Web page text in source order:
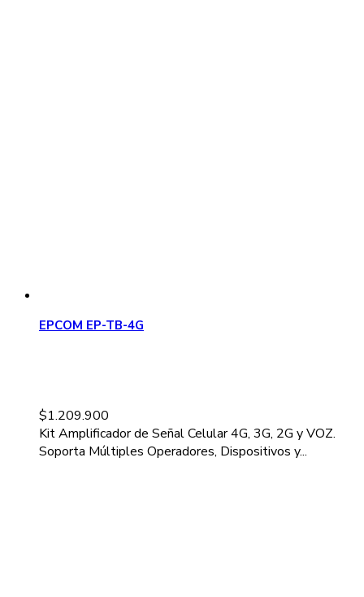
EPCOM EP-TB-4G
$1.209.900
Kit Amplificador de Señal Celular 4G, 3G, 2G y VOZ.
Soporta Múltiples Operadores, Dispositivos y...